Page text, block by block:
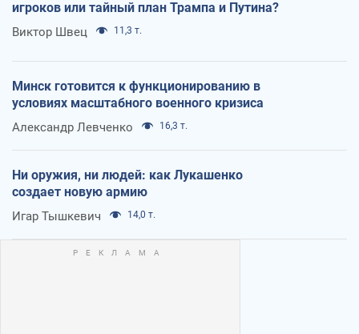
игроков или тайный план Трампа и Путина?
Виктор Швец 11,3 т.
Минск готовится к функционированию в
условиях масштабного военного кризиса
Александр Левченко 16,3 т.
Ни оружия, ни людей: как Лукашенко
создает новую армию
Игар Тышкевич 14,0 т.